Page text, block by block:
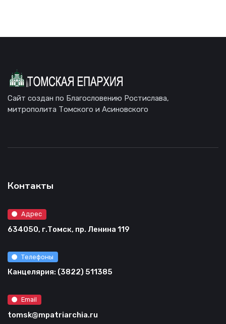
Сайт создан по Благословению Ростислава,
митрополита Томского и Асиновского
Контакты
Адрес
634050, г.Томск, пр. Ленина 119
Телефоны
Канцелярия: (3822) 511385
Email
tomsk@mpatriarchia.ru